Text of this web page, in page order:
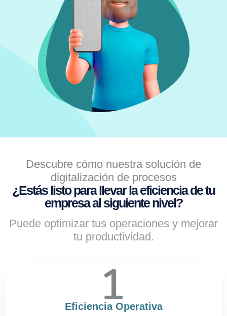
Descubre cómo nuestra solución de
digitalización de procesos
¿Estás listo para llevar la eficiencia de tu
empresa al siguiente nivel?
Puede optimizar tus operaciones y mejorar
tu productividad.
Eficiencia Operativa